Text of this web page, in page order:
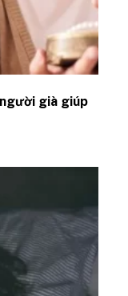
già giúp